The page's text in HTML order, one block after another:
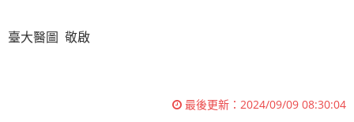
臺大醫圖 敬啟
最後更新： 2024/09/09 08:30:04